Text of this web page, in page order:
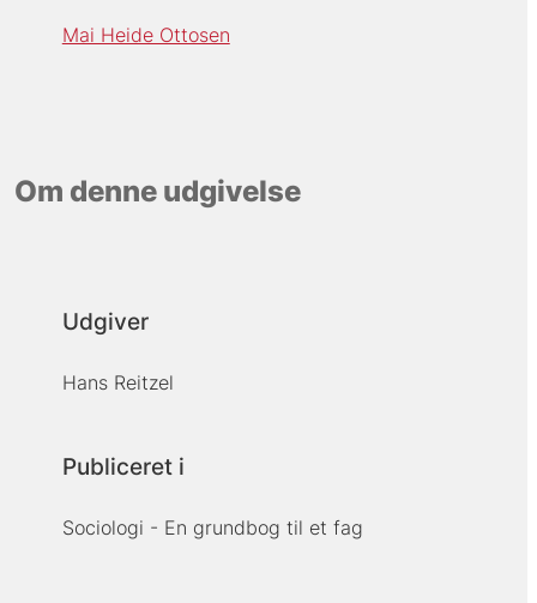
Mai Heide Ottosen
Om denne udgivelse
Udgiver
Hans Reitzel
Publiceret i
Sociologi - En grundbog til et fag